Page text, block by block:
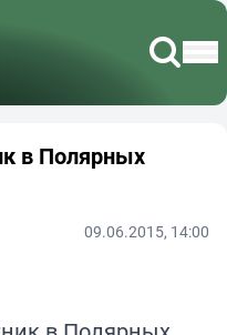
в Полярных
09.06.2015, 14:00